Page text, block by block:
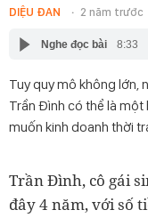
DIỆU ĐAN 2 năm trước
Nghe đọc bài 8:33
Tuy quy mô không lớn,
Trần Đình có thể là
muốn kinh doanh thời
Trần Đình, cô gái
đây 4 năm, với số